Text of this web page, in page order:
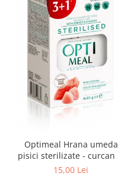
Optimeal Hrana umeda
pisici sterilizate - curcan si
pui in sos, set 3+1,
15,00 Lei